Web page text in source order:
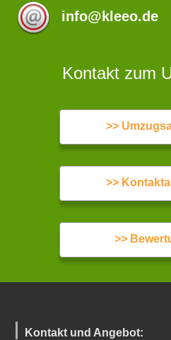
info@kleeo.de
Kontakt zum
>>
>>
>>
Kontakt und Angebot: